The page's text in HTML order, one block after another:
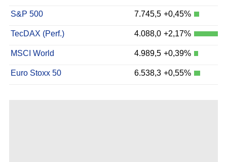
S&P 500 7.745,5 +0,45%
TecDAX (Perf.) 4.088,0 +2,17%
MSCI World 4.989,5 +0,39%
Euro Stoxx 50 6.538,3 +0,55%